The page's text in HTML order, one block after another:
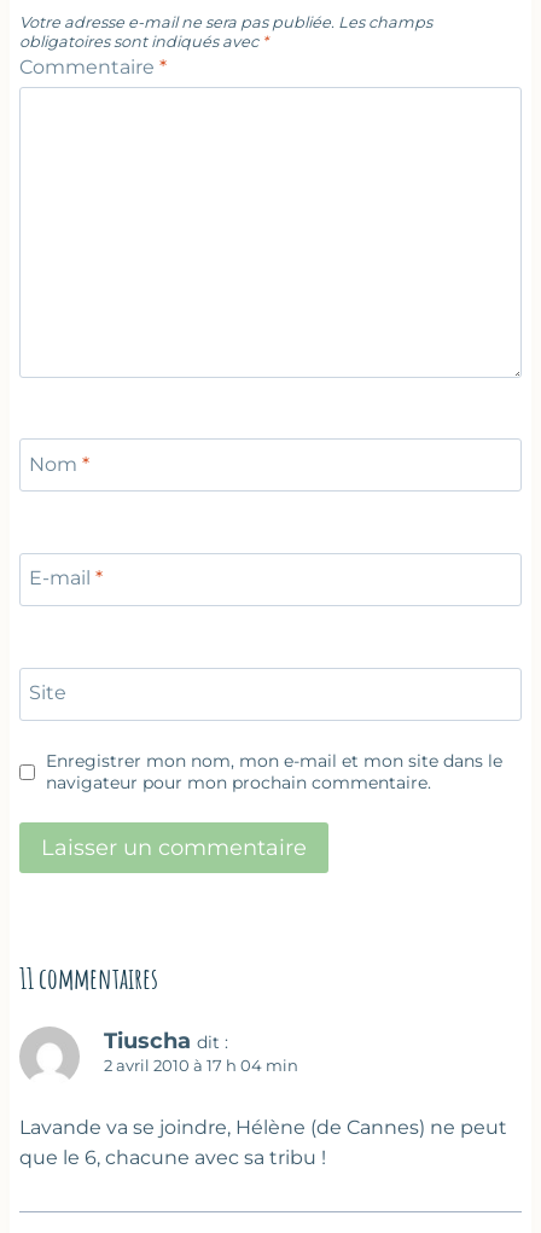
Votre adresse e-mail ne sera pas publiée. Les champs
obligatoires sont indiqués avec *
Commentaire *
Nom *
E-mail *
Site
Enregistrer mon nom, mon e-mail et mon site dans le
navigateur pour mon prochain commentaire.
11 commentaires
Tiuscha dit :
2 avril 2010 à 17 h 04 min
Lavande va se joindre, Hélène (de Cannes) ne peut
que le 6, chacune avec sa tribu !